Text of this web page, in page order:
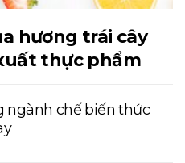
hương trái cây
thực phẩm
ngành chế biến thức